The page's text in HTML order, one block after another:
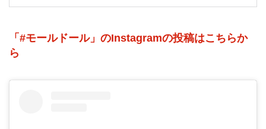
「#モールドール」のInstagramの投稿はこちらか
ら